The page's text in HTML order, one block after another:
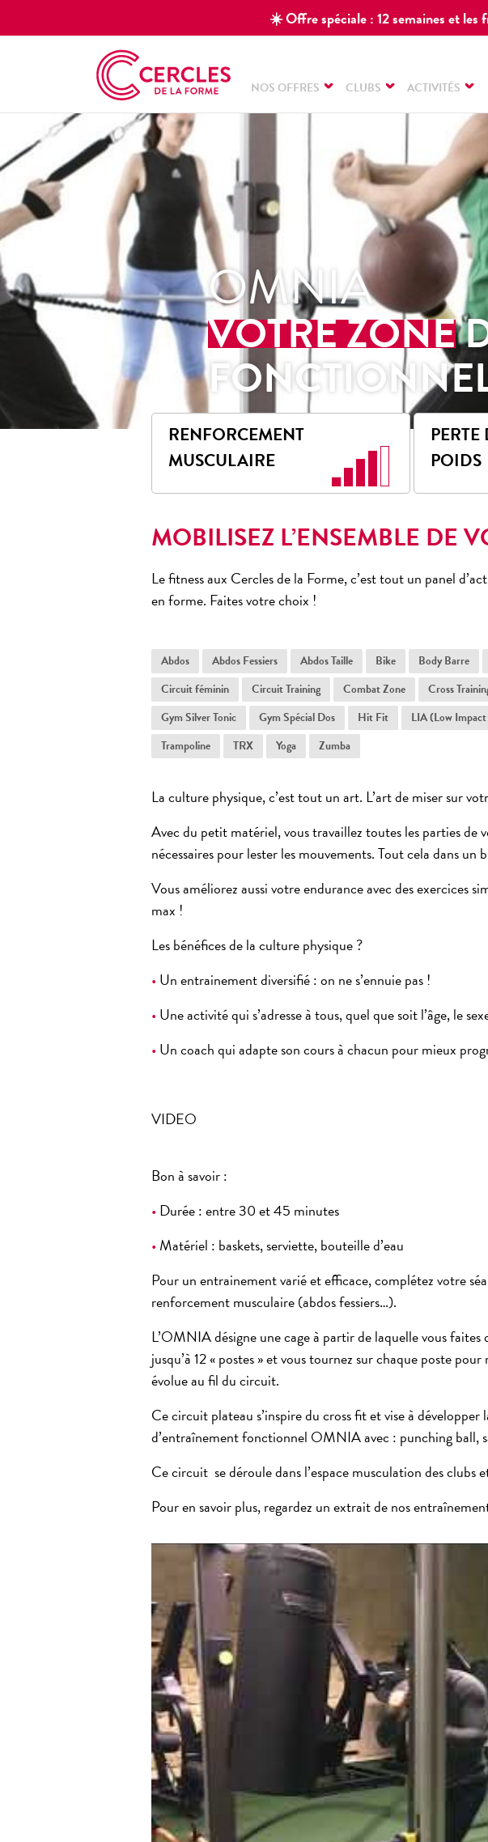
☀️ Offre spéciale : 12 semaines et
NOS OFFRES CLUBS ACTIVITÉS
OMNIA
VOTRE ZONE
RENFORCEMENT
MUSCULAIRE
PERTE
POIDS
MOBILISEZ L’ENSEMBLE DE
Le fitness aux Cercles de la Forme, c’est tout un panel
en forme. Faites votre choix !
Abdos Abdos Fessiers Abdos Taille Bike Body Barre
Circuit féminin
Circuit Training Combat Zone Cross
Gym Silver Tonic
Gym Spécial Dos Hit Fit LIA (Low
Trampoline
TRX Yoga Zumba
La culture physique, c’est tout un art. L’art de miser sur
Avec du petit matériel, vous travaillez toutes les parties de
nécessaires pour lester les mouvements. Tout cela dans
Vous améliorez aussi votre endurance avec des exercices
max !
Les bénéfices de la culture physique ?
• Un entrainement diversifié : on ne s’ennuie pas !
• Une activité qui s’adresse à tous, quel que soit l’âge, le
• Un coach qui adapte son cours à chacun pour mieux
VIDEO
Bon à savoir :
• Durée : entre 30 et 45 minutes
• Matériel : baskets, serviette, bouteille d’eau
Pour un entrainement varié et efficace, complétez votre
renforcement musculaire (abdos fessiers…).
L’OMNIA désigne une cage à partir de laquelle vous faites
jusqu’à 12 « postes » et vous tournez sur chaque poste
évolue au fil du circuit.
Ce circuit plateau s’inspire ducross fitet vise à développer
d’entraînement fonctionnel OMNIA avec : punching ball,
Ce circuit se déroule dans l’espace musculation des clubs
Pour en savoir plus, regardez un extrait de nos